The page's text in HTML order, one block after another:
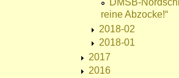
DMSB-
reine Abzocke!“
2018-02
2018-01
2017
2016